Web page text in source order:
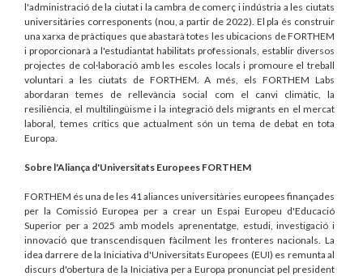
l'administració de la ciutat i la cambra de comerç i indústria a les ciutats
universitàries corresponents (nou, a partir de 2022). El pla és construir
una xarxa de pràctiques que abastarà totes les ubicacions de FORTHEM
i proporcionarà a l'estudiantat habilitats professionals, establir diversos
projectes de col·laboració amb les escoles locals i promoure el treball
voluntari a les ciutats de FORTHEM. A més, els FORTHEM Labs
abordaran temes de rellevància social com el canvi climàtic, la
resiliència, el multilingüisme i la integració dels migrants en el mercat
laboral, temes crítics que actualment són un tema de debat en tota
Europa.
Sobre l'Aliança d'Universitats Europees FORTHEM
FORTHEM és una de les 41 aliances universitàries europees finançades
per la Comissió Europea per a crear un Espai Europeu d'Educació
Superior per a 2025 amb models aprenentatge, estudi, investigació i
innovació que transcendisquen fàcilment les fronteres nacionals. La
idea darrere de la Iniciativa d'Universitats Europees (EUI) es remunta al
discurs d'obertura de la Iniciativa per a Europa pronunciat pel president